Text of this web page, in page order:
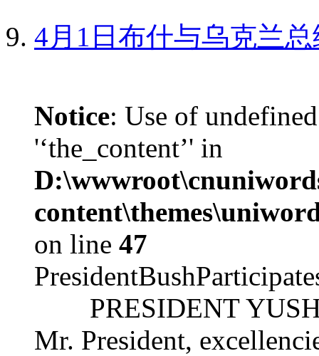
4月1日布什与乌克兰
Notice: Use of
'‘the_content’' in
on line 47
PRESIDENT
Mr. President,